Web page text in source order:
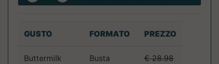
GUSTO FORMATO PREZZO
Buttermilk
Busta
€ 28.98